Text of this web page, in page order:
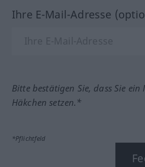
Ihre E-Mail-Adresse
Bitte bestätigen Sie, dass Sie
Häkchen setzen.*
*Pflichtfeld